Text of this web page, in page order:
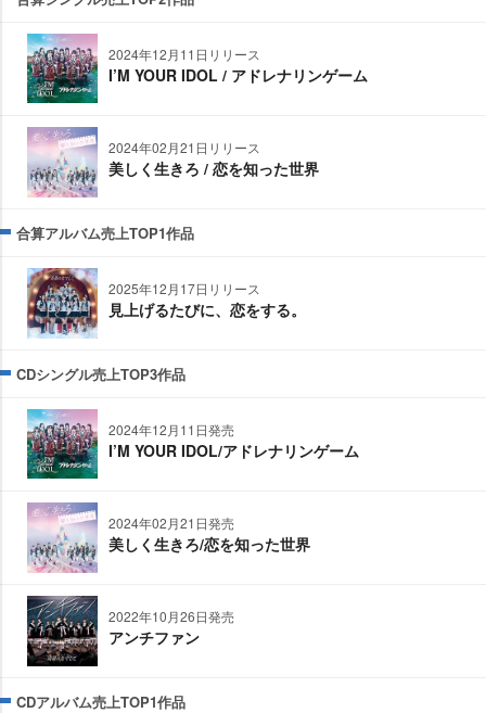
2024年12月11日リリース
I’M YOUR IDOL / アドレナリンゲーム
2024年02月21日リリース
美しく生きろ / 恋を知った世界
合算アルバム売上TOP1作品
2025年12月17日リリース
見上げるたびに、恋をする。
CDシングル売上TOP3作品
2024年12月11日発売
I’M YOUR IDOL/アドレナリンゲーム
2024年02月21日発売
美しく生きろ/恋を知った世界
2022年10月26日発売
アンチファン
CDアルバム売上TOP1作品